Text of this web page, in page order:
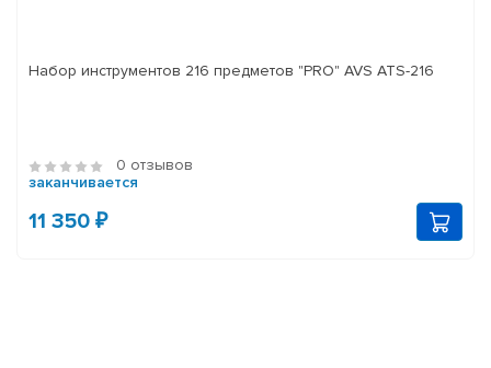
Набор инструментов 216 предметов "PRO" AVS ATS-216
0 отзывов
заканчивается
11 350 ₽